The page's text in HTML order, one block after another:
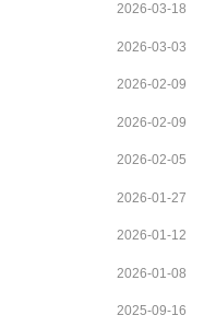
2026-03-18
2026-03-03
2026-02-09
2026-02-09
2026-02-05
2026-01-27
2026-01-12
2026-01-08
2025-09-16